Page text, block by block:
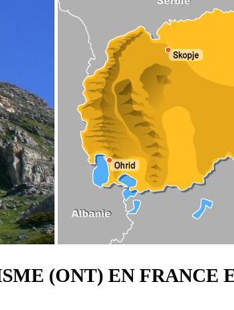
(ONT) EN FRANCE